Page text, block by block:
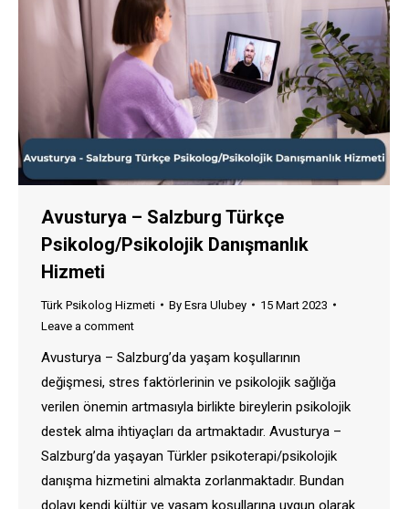
Avusturya – Salzburg Türkçe
Psikolog/Psikolojik Danışmanlık
Hizmeti
Türk Psikolog Hizmeti By Esra Ulubey
15 Mart 2023
Leave a comment
Avusturya – Salzburg’da yaşam koşullarının
değişmesi, stres faktörlerinin ve psikolojik sağlığa
verilen önemin artmasıyla birlikte bireylerin psikolojik
destek alma ihtiyaçları da artmaktadır. Avusturya –
Salzburg’da yaşayan Türkler psikoterapi/psikolojik
danışma hizmetini almakta zorlanmaktadır. Bundan
dolayı kendi kültür ve yaşam koşullarına uygun olarak